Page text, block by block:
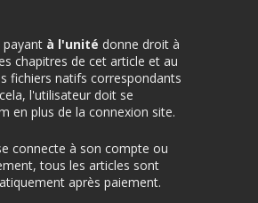
payant à l'unité donne droit à
chapitres de cet article et au
fichiers natifs correspondants
l'utilisateur doit se
en plus de la connexion site.
connecte à son compte ou
tous les articles sont
après paiement.